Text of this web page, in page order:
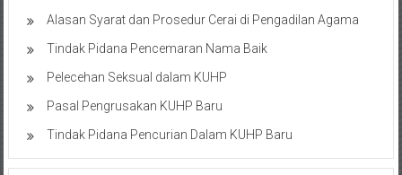
Kulon
Progo,
Balikpapan,
Jakarta
Pusat,
Alasan Syarat dan Prosedur Cerai di Pengadilan Agama
Tindak Pidana Pencemaran Nama Baik
Pelecehan Seksual dalam KUHP
Pasal Pengrusakan KUHP Baru
Tindak Pidana Pencurian Dalam KUHP Baru